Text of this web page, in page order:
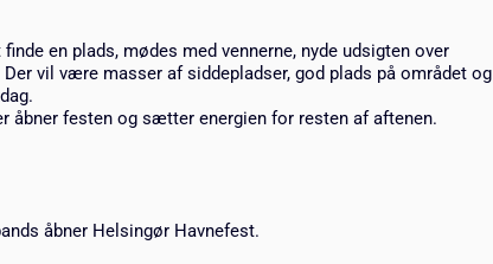
en plads, mødes med vennerne, nyde udsigten over
vil være masser af siddepladser, god plads på området og
åbner festen og sætter energien for resten af aftenen.
åbner Helsingør Havnefest.